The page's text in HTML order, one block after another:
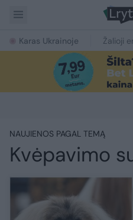
Karas Ukrainoje Žalioji
NAUJIENOS PAGAL TEMĄ
Kvėpavimo